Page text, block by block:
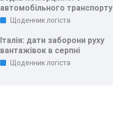
автомобільного транспорту
Щоденник логіста
Італія: дати заборони руху
вантажівок в серпні
Щоденник логіста